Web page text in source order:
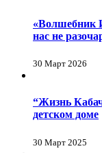
«Волшебник
нас не
30 Март 2026
“Жизнь
детском доме
30 Март 2025